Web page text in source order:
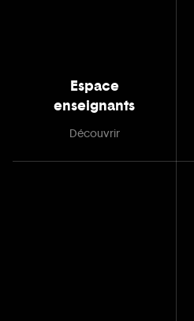
Espace
enseignants
Découvrir